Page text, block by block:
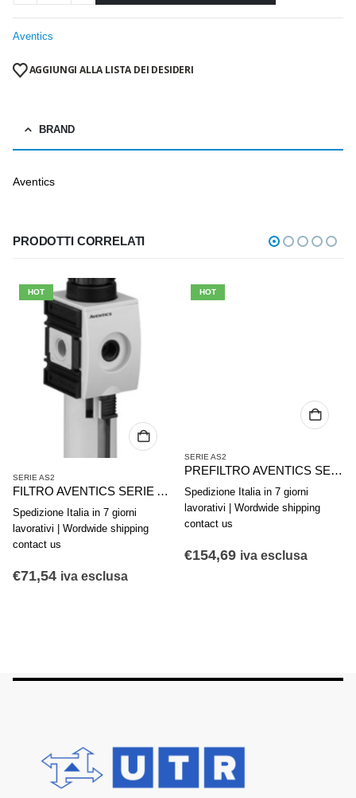
Aventics
AGGIUNGI ALLA LISTA DEI DESIDERI
BRAND
Aventics
PRODOTTI CORRELATI
HOT
SERIE AS2
FILTRO AVENTICS SERIE AS2-FLS R412006004
Spedizione Italia in 7 giorni
lavorativi | Wordwide shipping
contact us
€71,54 iva esclusa
HOT
SERIE AS2
PREFILTRO AVENTICS SERIE AS2-FLP R412006035
Spedizione Italia in 7 giorni
lavorativi | Wordwide shipping
contact us
€154,69 iva esclusa